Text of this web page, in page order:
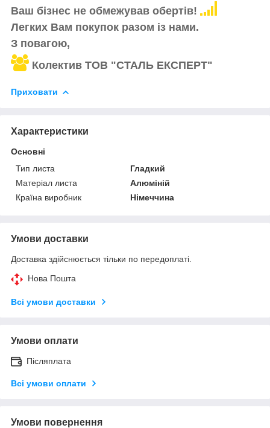
Ваш бізнес не обмежував обертів!
Легких Вам покупок разом із нами.
З повагою,
Колектив ТОВ "СТАЛЬ ЕКСПЕРТ"
Приховати
Характеристики
Основні
Тип листа
Гладкий
Матеріал листа
Алюміній
Країна виробник
Німеччина
Умови доставки
Доставка здійснюється тільки по передоплаті.
Нова Пошта
Всі умови доставки
Умови оплати
Післяплата
Всі умови оплати
Умови повернення